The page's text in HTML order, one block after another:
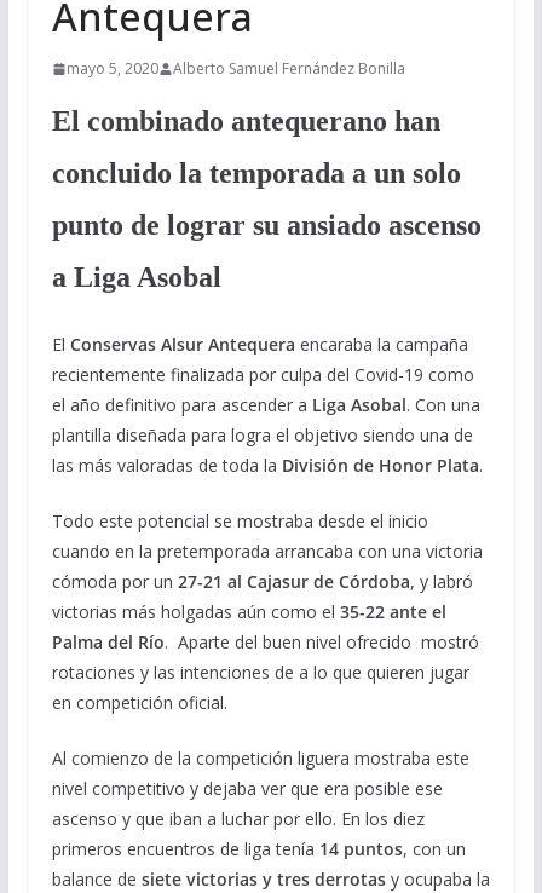
Antequera
mayo 5, 2020 Alberto Samuel Fernández Bonilla
El combinado antequerano han
concluido la temporada a un solo
punto de lograr su ansiado ascenso
a Liga Asobal
El Conservas Alsur Antequera encaraba la campaña
recientemente finalizada por culpa del Covid-19 como
el año definitivo para ascender a Liga Asobal. Con una
plantilla diseñada para logra el objetivo siendo una de
las más valoradas de toda la División de Honor Plata.
Todo este potencial se mostraba desde el inicio
cuando en la pretemporada arrancaba con una victoria
cómoda por un 27-21 al Cajasur de Córdoba, y labró
victorias más holgadas aún como el 35-22 ante el
Palma del Río. Aparte del buen nivel ofrecido mostró
rotaciones y las intenciones de a lo que quieren jugar
en competición oficial.
Al comienzo de la competición liguera mostraba este
nivel competitivo y dejaba ver que era posible ese
ascenso y que iban a luchar por ello. En los diez
primeros encuentros de liga tenía 14 puntos, con un
balance de siete victorias y tres derrotasy ocupaba la